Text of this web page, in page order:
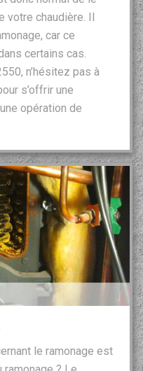
votre chaudière. Il
car ce
certains cas.
n’hésitez pas à
s’offrir une
opération de
le ramonage est